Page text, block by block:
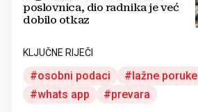
poslovnica, dio radnika je već
dobilo otkaz
KLJUČNE RIJEČI
osobni podaci lažne poruke
whats app
prevara